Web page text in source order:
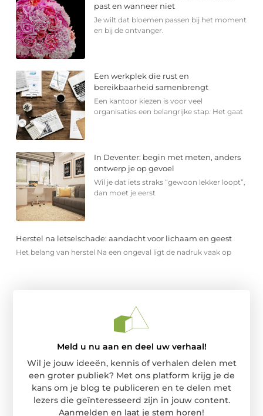
past en wanneer niet
Je wilt dat bloemen passen bij het moment
en bij de ontvanger.
Een werkplek die rust en
bereikbaarheid samenbrengt
Een kantoor kiezen is voor veel
organisaties een belangrijke stap. Het gaat
In Deventer: begin met meten, anders
ontwerp je op gevoel
Wil je dat iets straks “gewoon lekker loopt”,
dan moet je eerst
Herstel na letselschade: aandacht voor lichaam en geest
Het belang van herstel Na een ongeval ligt de nadruk vaak op
Meld u nu aan en deel uw verhaal!
Wil je jouw ideeën, kennis of verhalen delen met
een groter publiek? Met ons platform krijg je de
kans om je blog te publiceren en te delen met
lezers die geïnteresseerd zijn in jouw content.
Aanmelden en laat je stem horen!